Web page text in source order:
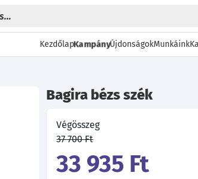
KezdőlapKampányÚjdonságokMunkáink
Bagira bézs szék
Végösszeg
37 700 Ft
33 935 Ft